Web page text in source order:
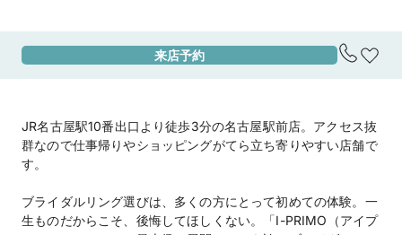
JR・名鉄・近鉄・市営地下鉄線
名駅２丁目パーキング
名鉄協商パーキング名駅前(立駐)
※上記の駐車場をご利用頂いた場合、当店滞在時
来店予約
JR名古屋駅10番出口より徒歩3分の名古屋駅前店。アクセス抜
群なので仕事帰りやショッピングがてら立ち寄りやすい店舗で
す。
ブライダルリング選びは、多くの方にとって初めての体験。一
生ものだからこそ、後悔してほしくない。「I-PRIMO（アイプ